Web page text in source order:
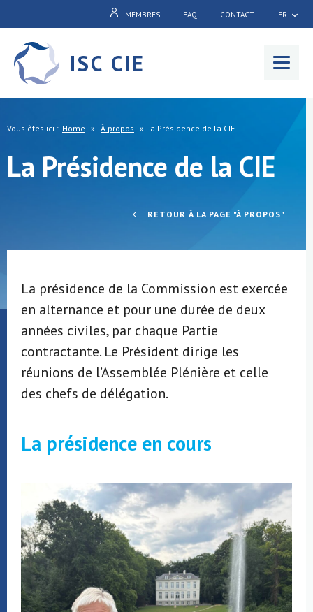
MEMBRES FAQ CONTACT FR
ISC CIE
Vous êtes ici : Home » À propos » La Présidence de la CIE
La Présidence de la CIE
RETOUR À LA PAGE "À PROPOS"
La présidence de la Commission est exercée
en alternance et pour une durée de deux
années civiles, par chaque Partie
contractante. Le Président dirige les
réunions de l’Assemblée Plénière et celle
des chefs de délégation.
La présidence en cours